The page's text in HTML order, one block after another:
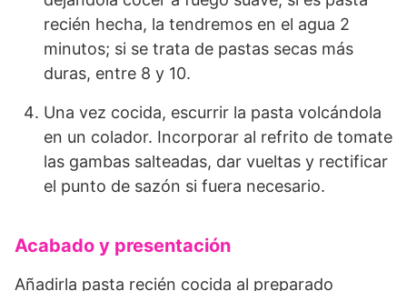
recién hecha, la tendremos en el agua 2
minutos; si se trata de pastas secas más
duras, entre 8 y 10.
Una vez cocida, escurrir la pasta volcándola
en un colador. Incorporar al refrito de tomate
las gambas salteadas, dar vueltas y rectificar
el punto de sazón si fuera necesario.
Acabado y presentación
Añadirla pasta recién cocida al preparado